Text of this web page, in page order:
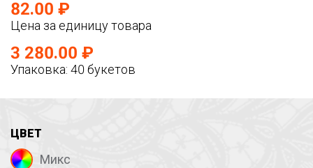
82.00 ₽
Цена за единицу товара
3 280.00 ₽
Упаковка: 40 букетов
ЦВЕТ
Микс